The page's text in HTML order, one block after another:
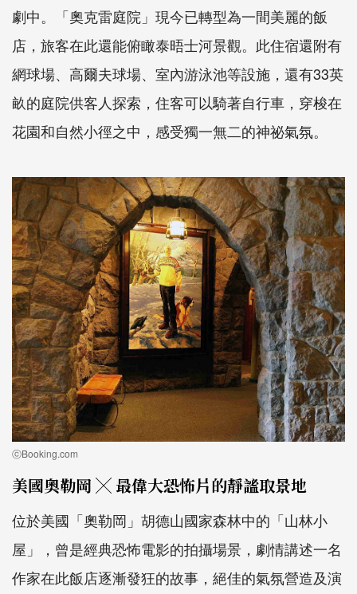
劇中。「奧克雷庭院」現今已轉型為一間美麗的飯
店，旅客在此還能俯瞰泰晤士河景觀。此住宿還附有
網球場、高爾夫球場、室內游泳池等設施，還有33英
畝的庭院供客人探索，住客可以騎著自行車，穿梭在
花園和自然小徑之中，感受獨一無二的神祕氣氛。
ⓒBooking.com
美國奧勒岡 ╳ 最偉大恐怖片的靜謐取景地
位於美國「奧勒岡」胡德山國家森林中的「山林小
屋」，曾是經典恐怖電影的拍攝場景，劇情講述一名
作家在此飯店逐漸發狂的故事，絕佳的氣氛營造及演